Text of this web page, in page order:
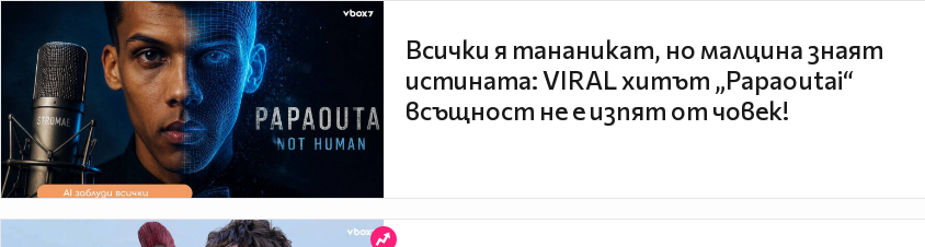
Всички я тананикат, но малцина знаят
истината: VIRAL хитът „Papaoutai“
всъщност не е изпят от човек!